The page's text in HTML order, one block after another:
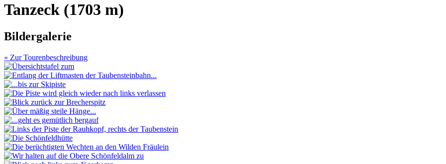
Tanzeck (1703 m)
Bildergalerie
« Zur Tourenbeschreibung